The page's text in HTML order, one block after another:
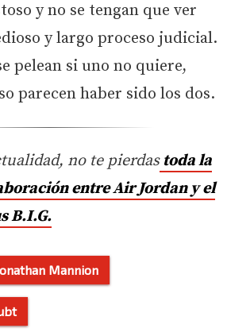
y no se tengan que ver
y largo proceso judicial.
pelean si uno no quiere,
parecen haber sido los dos.
no te pierdastoda la
entre Air Jordan y el
B.I.G.
Mannion